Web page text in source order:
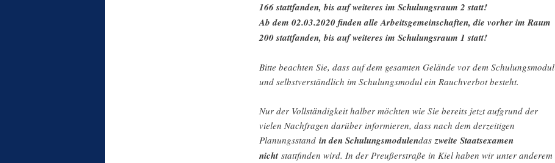
166 stattfanden, bis auf weiteres im Schulungsraum 2 statt!
Ab dem 02.03.2020 finden alle Arbeitsgemeinschaften, die vorher im Raum
200 stattfanden, bis auf weiteres im Schulungsraum 1 statt!
Bitte beachten Sie, dass auf dem gesamten Gelände vor dem Schulungsmodul
und selbstverständlich im Schulungsmodul ein Rauchverbot besteht.
Nur der Vollständigkeit halber möchten wie Sie bereits jetzt aufgrund der
vielen Nachfragen darüber informieren, dass nach dem derzeitigen
Planungsstand in den Schulungsmodulendas zweite Staatsexamen
nicht stattfinden wird. In der Preußerstraße in Kiel haben wir unter anderem